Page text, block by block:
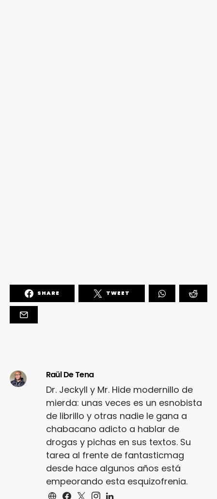
SHARE TWEET
Raül De Tena
Dr. Jeckyll y Mr. Hide modernillo de
mierda: unas veces es un esnobista
de librillo y otras nadie le gana a
chabacano adicto a hablar de
drogas y pichas en sus textos. Su
tarea al frente de fantasticmag
desde hace algunos años está
empeorando esta esquizofrenia.